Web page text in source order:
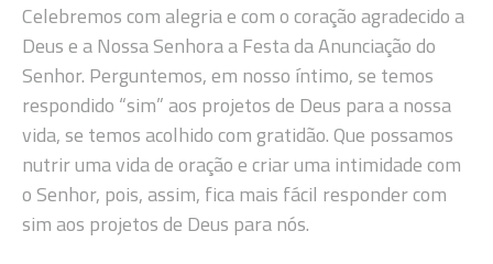
Celebremos com alegria e com o coração agradecido a
Deus e a Nossa Senhora a Festa da Anunciação do
Senhor. Perguntemos, em nosso íntimo, se temos
respondido “sim” aos projetos de Deus para a nossa
vida, se temos acolhido com gratidão. Que possamos
nutrir uma vida de oração e criar uma intimidade com
o Senhor, pois, assim, fica mais fácil responder com
sim aos projetos de Deus para nós.